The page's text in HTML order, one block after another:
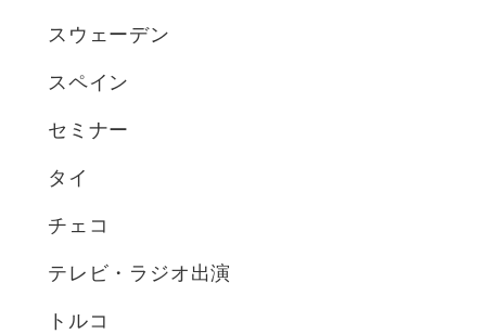
スウェーデン
スペイン
セミナー
タイ
チェコ
テレビ・ラジオ出演
トルコ